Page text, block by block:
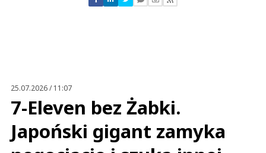
Zostaw swoje komentarze
25.07.2026 / 11:07
7-Eleven bez Żabki.
Japoński gigant zamyka